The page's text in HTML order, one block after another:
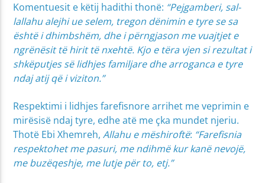
Komentuesit e këtij hadithi thonë: “Pejgamberi, sal-
lallahu alejhi ue selem, tregon dënimin e tyre se sa
është i dhimbshëm, dhe i përngjason me vuajtjet e
ngrënësit të hirit të nxehtë. Kjo e tëra vjen si rezultat i
shkëputjes së lidhjes familjare dhe arroganca e tyre
ndaj atij që i viziton.”
Respektimi i lidhjes farefisnore arrihet me veprimin e
mirësisë ndaj tyre, edhe atë me çka mundet njeriu.
Thotë Ebi Xhemreh,Allahu e mëshiroftë: “Farefisnia
respektohet me pasuri, me ndihmë kur kanë nevojë,
me buzëqeshje, me lutje për to, etj.”